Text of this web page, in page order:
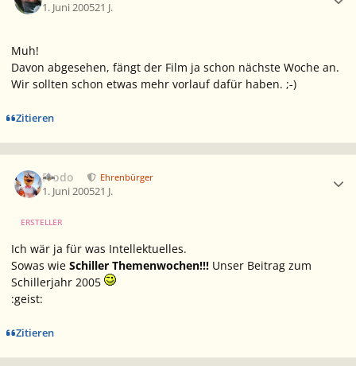
1. Juni 200521 J.
Muh!
Davon abgesehen, fängt der Film ja schon nächste Woche an.
Wir sollten schon etwas mehr vorlauf dafür haben. ;-)
Zitieren
Frodo Ehrenbürger
1. Juni 200521 J.
ERSTELLER
Ich wär ja für was Intellektuelles.
Sowas wie Schiller Themenwochen!!! Unser Beitrag zum
Schillerjahr 2005
:geist:
Zitieren